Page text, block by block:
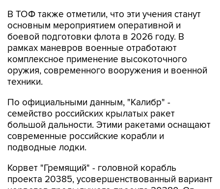
В ТОФ также отметили, что эти учения станут
основным мероприятием оперативной и
боевой подготовки флота в 2026 году. В
рамках маневров военные отработают
комплексное применение высокоточного
оружия, современного вооружения и военной
техники.
По официальными данным, "Калибр" -
семейство российских крылатых ракет
большой дальности. Этими ракетами оснащают
современные российские корабли и
подводные лодки.
Корвет "Гремящий" - головной корабль
проекта 20385, усовершенствованный вариант